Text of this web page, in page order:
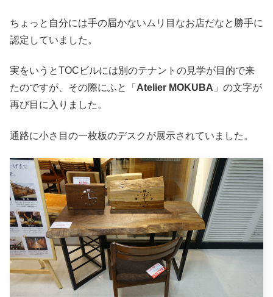
ちょっと自分には手の届かないムリ目なお店だなと勝手に
認定していました。
実をいうとTOCビルには別のテナントの見学が目的で来
たのですが、その際にふと「 Atelier MOKUBA 」の文字が
再び目に入りました。
通路に小さ目の一枚板のデスクが展示されていました。